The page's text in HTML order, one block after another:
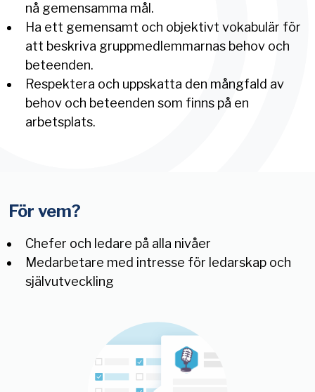
nå gemensamma mål.
Ha ett gemensamt och objektivt vokabulär för
att beskriva gruppmedlemmarnas behov och
beteenden.
Respektera och uppskatta den mångfald av
behov och beteenden som finns på en
arbetsplats.
För vem?
Chefer och ledare på alla nivåer
Medarbetare med intresse för ledarskap och
självutveckling